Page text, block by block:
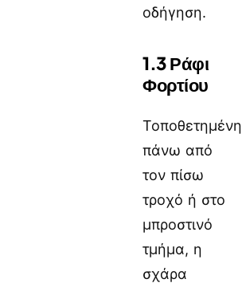
οδήγηση.
1.3 Ράφι
Φορτίου
Τοποθετημένη
πάνω από
τον πίσω
τροχό ή στο
μπροστινό
τμήμα, η
σχάρα